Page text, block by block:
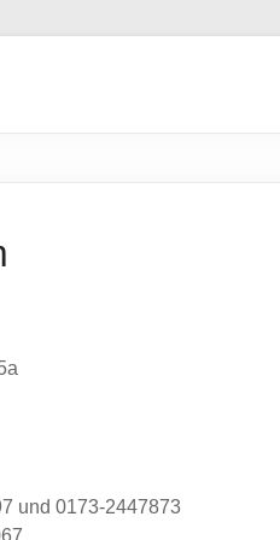
und 0173-2447873